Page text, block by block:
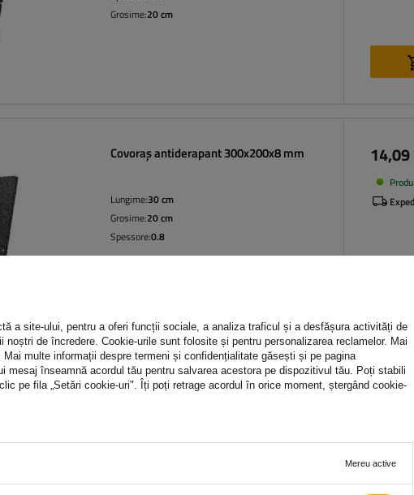
Grosime:20 cm
Covoraș antiderapant 300x200x8 mm
Lungime:30 cm
Grosime:20 cm
Spessore:0.8
14,09
a site-ului, pentru a oferi funcții sociale, a analiza traficul și a desfășura activități de
de încredere. Cookie-urile sunt folosite și pentru personalizarea reclamelor. Mai
Mai multe informații despre termeni și confidențialitate găsești și pe pagina
mesaj înseamnă acordul tău pentru salvarea acestora pe dispozitivul tău. Poți stabili
pe fila „Setări cookie-uri". Îți poți retrage acordul în orice moment, ștergând cookie-
Mereu active